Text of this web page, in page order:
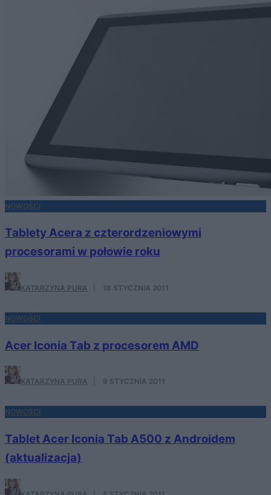
NOWOŚCI
Tablety Acera z czterordzeniowymi
procesorami w połowie roku
KATARZYNA PURA 18 STYCZNIA 2011
NOWOŚCI
Acer Iconia Tab z procesorem AMD
KATARZYNA PURA 9 STYCZNIA 2011
NOWOŚCI
Tablet Acer Iconia Tab A500 z Androidem
(aktualizacja)